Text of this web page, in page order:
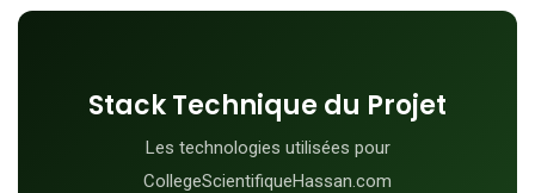
Stack Technique du Projet
Les technologies utilisées pour
CollegeScientifiqueHassan.com